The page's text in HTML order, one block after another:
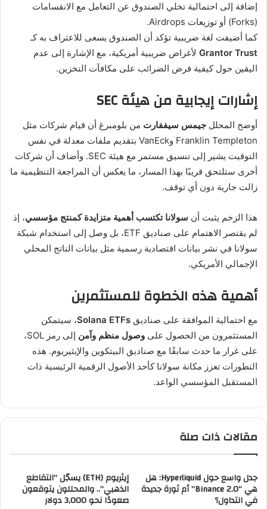
إضافة إلى احتمالية تخلي الصندوق عن التعامل مع الانقسامات
(Forks) أو توزيعات Airdrops.
كما أضيفت لغة ضريبية تؤكد أن الصندوق يسعى للاعتراف به كـ
Grantor Trust لأغراض ضريبية أمريكية، مع الإشارة إلى عدم
اليقين حول كيفية فرض الضرائب على مكافآت التخزين.
إشارات إيجابية من هيئة SEC
أوضح المحلل جيمس سيففارت من بلومبرغ أن قيام شركات مثل
Franklin Templeton وVanEck بتقديم ملفات معدلة في نفس
التوقيت يشير إلى تنسيق مستمر مع هيئة SEC. وأضاف أن شركات
أخرى ستلتحق قريبًا بهذا المسار، ما يعكس أن المراجعة التنظيمية ما
زالت جارية دون أي توقف.
هذا الزخم يثبت أن سولانا تكتسب أهمية متزايدة كمنتج مؤسسي، إذ
لم يقتصر الاهتمام على صناديق ETF، بل وصل إلى استخدام شبكة
سولانا في نشر بيانات اقتصادية رسمية مثل بيانات الناتج المحلي
الإجمالي الأمريكي.
أهمية هذه الخطوة للمستثمرين
مع احتمالية الموافقة على صناديق Solana ETFs، سيتمكن
المستثمرون من الحصول على وصول منظم وآمن
إلى رمز SOL،
على غرار ما حدث سابقًا مع صناديق البيتكوين والإيثيريوم. هذه
التطورات تعزز مكانة سولانا كأحد الأصول الرقمية الرئيسية ذات
المستقبل المؤسسي الواعد.
مقالات ذات صلة
جدل واسع حول Hyperliquid: هل
هي “Binance 2.0” أم ثورة جديدة
في التداول؟
إيثريوم (ETH) يسجّل “التقاطع
الذهبي”.. والمحللون يتوقعون
صعودًا نحو 3,000 دولار